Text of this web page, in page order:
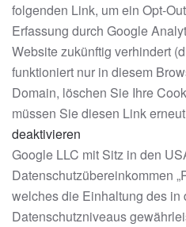
folgenden Link, um ein Opt-
Erfassung durch Google
Website zukünftig verhindert
funktioniert nur in diesem
Domain, löschen Sie Ihre
müssen Sie diesen Link
deaktivieren
Google LLC mit Sitz in den
Datenschutzübereinkommen
welches die Einhaltung des in
Datenschutzniveaus